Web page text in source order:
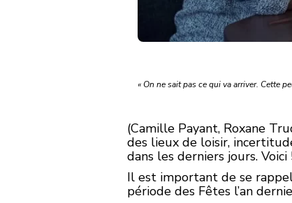
« On ne sait pas ce qui va arriver. Cette
(Camille Payant, Roxane
des lieux de loisir,
dans les derniers jours.
Il est important de se
période des Fêtes l’an